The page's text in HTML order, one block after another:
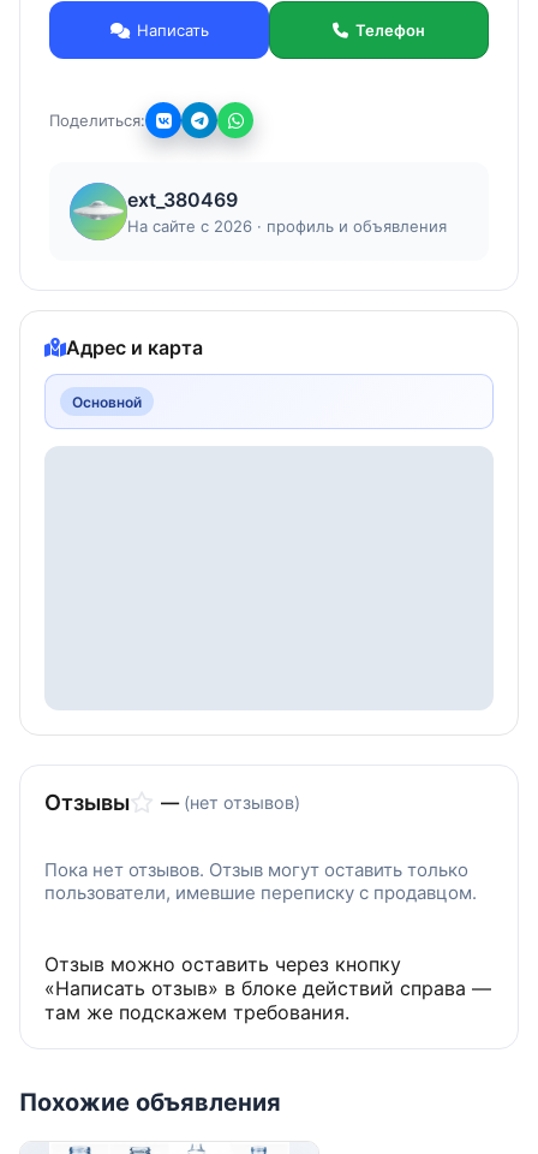
Мощность: 2х300 (тэны) +50(двигатель.
25000р.
Написать Телефон
Поделиться:
ext_380469
На сайте с 2026 · профиль и объявления
Адрес и карта
Основной
Отзывы — (нет отзывов)
Пока нет отзывов. Отзыв могут оставить только
пользователи, имевшие переписку с продавцом.
Отзыв можно оставить через кнопку
«Написать отзыв» в блоке действий справа —
там же подскажем требования.
Похожие объявления